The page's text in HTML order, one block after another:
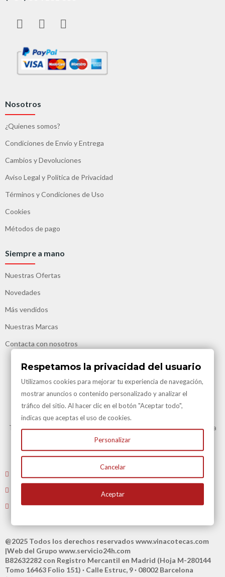
Nosotros
¿Quienes somos?
Condiciones de Envío y Entrega
Cambios y Devoluciones
Aviso Legal y Política de Privacidad
Términos y Condiciones de Uso
Cookies
Métodos de pago
Siempre a mano
Nuestras Ofertas
Novedades
Más vendidos
Nuestras Marcas
Contacta con nosotros
Transporte Gratuito en Península para todas nuestras vinotecas y en la
mayoría de artículos.
Consulte en Condiciones Transporte
Tel. 604 181 386 L-V 9 a 14:00 y de 16:00 a 19:00
Tiene 15 días para devolvernos su compra
@2025 Todos los derechos reservados www.vinacotecas.com
|Web del Grupo www.servicio24h.com
B82632282 con Registro Mercantil en Madrid (Hoja M-280144
Tomo 16463 Folio 151) · Calle Estruc, 9 · 08002 Barcelona
Respetamos la privacidad del usuario
Utilizamos cookies para mejorar tu experiencia de navegación,
mostrar anuncios o contenido personalizado y analizar el
tráfico del sitio. Al hacer clic en el botón "Aceptar todo",
indicas que aceptas el uso de cookies.
Personalizar
Cancelar
Aceptar